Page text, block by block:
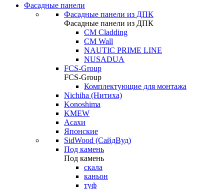
Фасадные панели
Фасадные панели из ДПК
Фасадные панели из ДПК
CM Cladding
CM Wall
NAUTIC PRIME LINE
NUSADUA
FCS-Group
FCS-Group
Комплектующие для монтажа
Nichiha (Нитиха)
Konoshima
KMEW
Асахи
Японские
SidWood (СайдВуд)
Под камень
Под камень
скала
каньон
туф